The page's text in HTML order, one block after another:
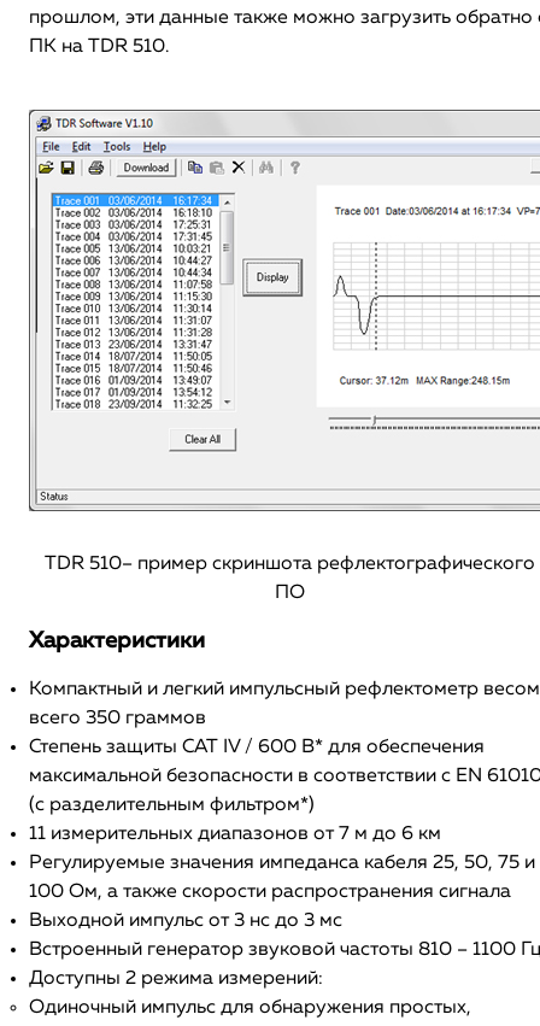
прошлом, эти данные также можно загрузить обратно
ПК на TDR 510.
TDR 510– пример скриншота рефлектографического
ПО
Характеристики
Компактный и легкий импульсный рефлектометр весом
всего 350 граммов
Степень защиты CAT IV / 600 В* для обеспечения
максимальной безопасности в соответствии с EN
(c разделительным фильтром*)
11 измерительных диапазонов от 7 м до 6 км
Регулируемые значения импеданса кабеля 25, 50, 75 и
100 Ом, а также скорости распространения сигнала
Выходной импульс от 3 нс до 3 мс
Встроенный генератор звуковой частоты 810 – 1100
Доступны 2 режима измерений:
Одиночный импульс для обнаружения простых,